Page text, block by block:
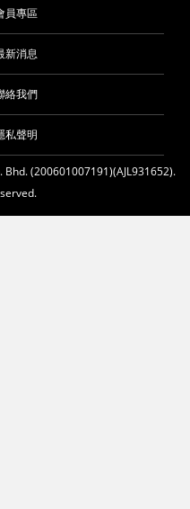
員專區
新消息
絡我們
私聲明
(200601007191)(AJL931652).